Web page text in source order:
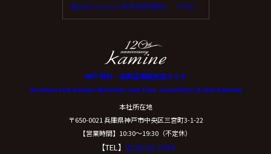
歡迎在 Kamine 享受免稅購物。（中文）
神戸 時計・宝飾正規販売店カミネ
Authorized Dealer Watches and Fine Jewellery, Kobe Kamine
本社所在地
〒650-0021 兵庫県神戸市中央区三宮町3-1-22
【営業時間】10:30〜19:30（不定休）
【TEL】 0120-02-7039